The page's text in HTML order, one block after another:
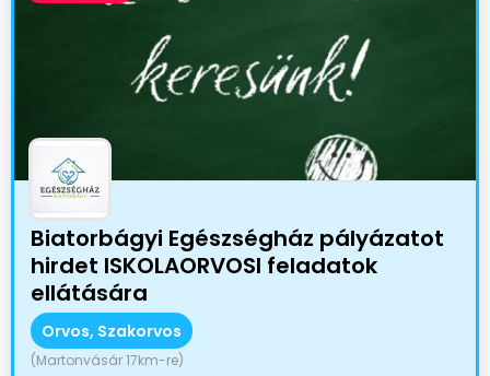
Biatorbágyi Egészségház pályázatot
hirdet ISKOLAORVOSI feladatok
ellátására
Orvos, Szakorvos
(Martonvásár 17km-re)